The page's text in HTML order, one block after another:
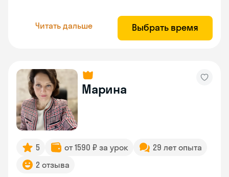
Читать дальше Выбрать время
Марина
5 от 1590 ₽ за урок
29 лет опыта
2 отзыва